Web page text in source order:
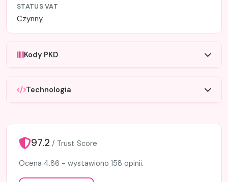
STATUS VAT
Czynny
Kody PKD
Technologia
97.2 / Trust Score
Ocena 4.86 - wystawiono 158 opinii.